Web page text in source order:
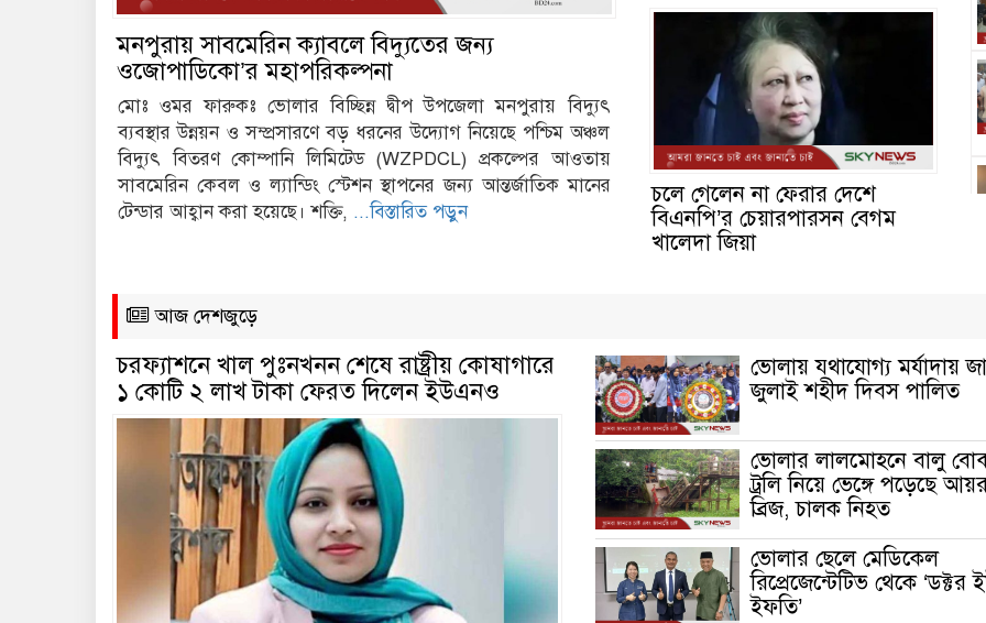
মনপুরায় সাবমেরিন ক্যাবলে বিদ্যুতের জন্য
ওজোপাডিকো’র মহাপরিকল্পনা
মোঃ ওমর ফারুকঃ ভোলার বিচ্ছিন্ন দ্বীপ উপজেলা মনপুরায় বিদ্যুৎ
ব্যবস্থার উন্নয়ন ও সম্প্রসারণে বড় ধরনের উদ্যোগ নিয়েছে পশ্চিম অঞ্চল
বিদ্যুৎ বিতরণ কোম্পানি লিমিটেড (WZPDCL) প্রকল্পের আওতায়
সাবমেরিন কেবল ও ল্যান্ডিং স্টেশন স্থাপনের জন্য আন্তর্জাতিক মানের
টেন্ডার আহ্বান করা হয়েছে। শক্তি, ...বিস্তারিত পড়ুন
চলে গেলেন না ফেরার দেশে
বিএনপি’র চেয়ারপারসন বেগম
খালেদা জিয়া
আজ দেশজুড়ে
চরফ্যাশনে খাল পুঃনখনন শেষে রাষ্ট্রীয় কোষাগারে
১ কোটি ২ লাখ টাকা ফেরত দিলেন ইউএনও
ভোলায় যথাযোগ্য মর্যাদায়
জুলাই শহীদ দিবস পালিত
ভোলার লালমোহনে বালু
ট্রলি নিয়ে ভেঙ্গে পড়েছে
ব্রিজ, চালক নিহত
ভোলার ছেলে মেডিকেল
রিপ্রেজেন্টেটিভ থেকে
ইফতি’